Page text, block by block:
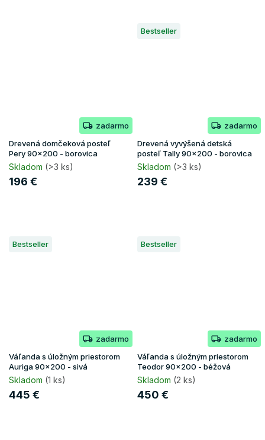
zadarmo
Drevená domčeková posteľ
Pery 90x200 - borovica
Skladom (>3 ks)
196 €
Bestseller
zadarmo
Drevená vyvýšená detská
posteľ Tally 90x200 - borovica
Skladom (>3 ks)
239 €
Bestseller
zadarmo
Váľanda s úložným priestorom
Auriga 90x200 - sivá
Skladom (1 ks)
445 €
Bestseller
zadarmo
Váľanda s úložným priestorom
Teodor 90x200 - béžová
Skladom (2 ks)
450 €